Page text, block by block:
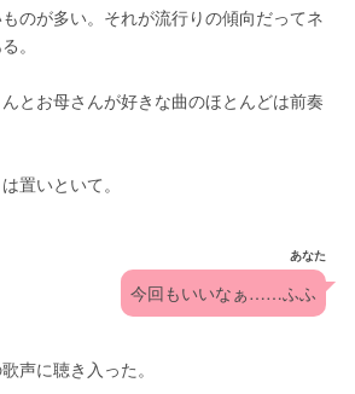
のが多い。それが流行りの傾向だってネ
。
とお母さんが好きな曲のほとんどは前奏
置いといて。
あなた
今回もいいなぁ……ふふ
声に聴き入った。